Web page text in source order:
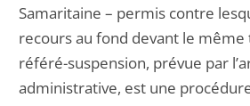
Samaritaine – permis contre
recours au fond devant le
référé-suspension, prévue par
administrative, est une